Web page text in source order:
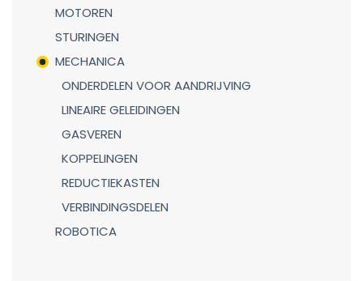
MOTOREN
STURINGEN
MECHANICA
ONDERDELEN VOOR AANDRIJVING
LINEAIRE GELEIDINGEN
GASVEREN
KOPPELINGEN
REDUCTIEKASTEN
VERBINDINGSDELEN
ROBOTICA